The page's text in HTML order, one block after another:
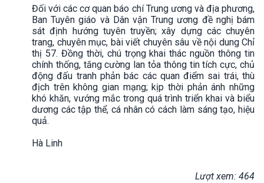
Đối với các cơ quan báo chí Trung ương và địa phương,
Ban Tuyên giáo và Dân vận Trung ương đề nghị bám
sát định hướng tuyên truyền; xây dựng các chuyên
trang, chuyên mục, bài viết chuyên sâu về nội dung Chỉ
thị 57. Đồng thời, chú trọng khai thác nguồn thông tin
chính thống, tăng cường lan tỏa thông tin tích cực, chủ
động đấu tranh phản bác các quan điểm sai trái, thù
địch trên không gian mạng; kịp thời phản ánh những
khó khăn, vướng mắc trong quá trình triển khai và biểu
dương các tập thể, cá nhân có cách làm sáng tạo, hiệu
quả.
Hà Linh
Lượt xem: 464